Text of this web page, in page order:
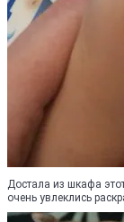
Достала из шкафа
очень увлеклись